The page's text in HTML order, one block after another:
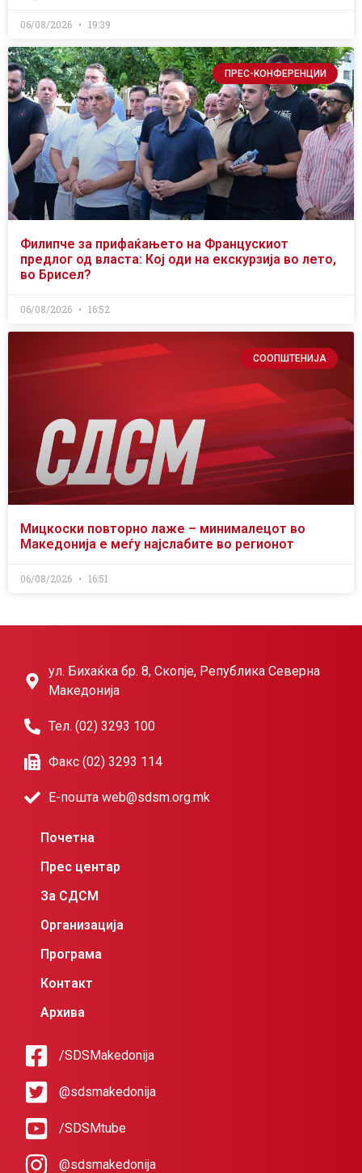
06/08/2026 19:39
ПРЕС-КОНФЕРЕНЦИИ
Филипче за прифаќањето на Францускиот
предлог од власта: Кој оди на екскурзија во лето,
во Брисел?
06/08/2026 16:52
СООПШТЕНИЈА
Мицкоски повторно лаже – минималецот во
Македонија е меѓу најслабите во регионот
06/08/2026 16:51
ул. Бихаќка бр. 8, Скопје, Република Северна
Македонија
Тел. (02) 3293 100
Факс (02) 3293 114
Е-пошта web@sdsm.org.mk
Почетна
Прес центар
За СДСМ
Организација
Програма
Контакт
Архива
/SDSMakedonija
@sdsmakedonija
/SDSMtube
@sdsmakedonija